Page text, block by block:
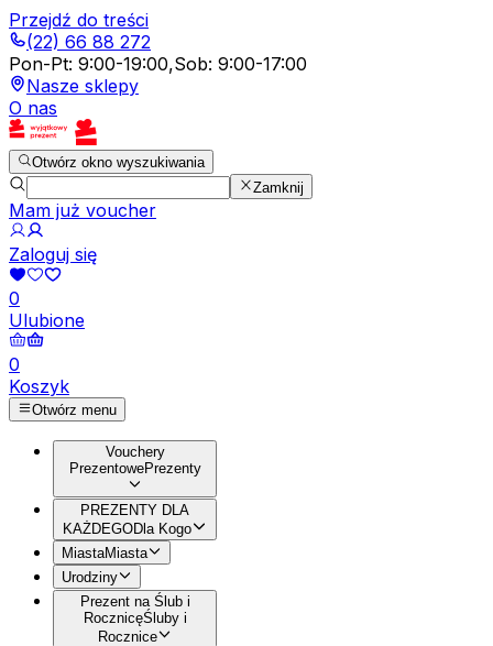
Przejdź do treści
(22) 66 88 272
Pon-Pt: 9:00-19:00,Sob: 9:00-17:00
Nasze sklepy
O nas
Otwórz okno wyszukiwania
Zamknij
Mam już voucher
Zaloguj się
0
Ulubione
0
Koszyk
Otwórz menu
Vouchery
PrezentowePrezenty
PREZENTY DLA
KAŻDEGODla Kogo
MiastaMiasta
Urodziny
Prezent na Ślub i
RocznicęŚluby i
Rocznice